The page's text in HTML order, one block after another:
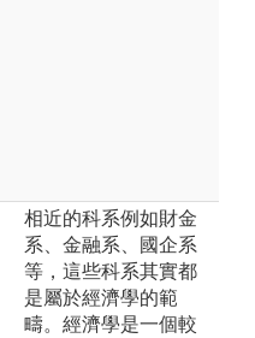
相近的科系例如財金
系、金融系、國企系
等，這些科系其實都
是屬於經濟學的範
疇。經濟學是一個較